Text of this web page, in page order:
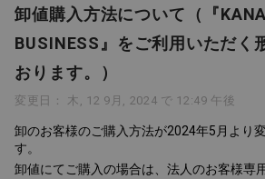
卸値購入方法について（『
BUSINESS』をご利用いただく
おります。）
変更日： 木, 12 9月, 2024 で 12:49 午後
卸のお客様のご購入方法が2024年5月より
す。
卸値にてご購入の場合は、法人のお客様専